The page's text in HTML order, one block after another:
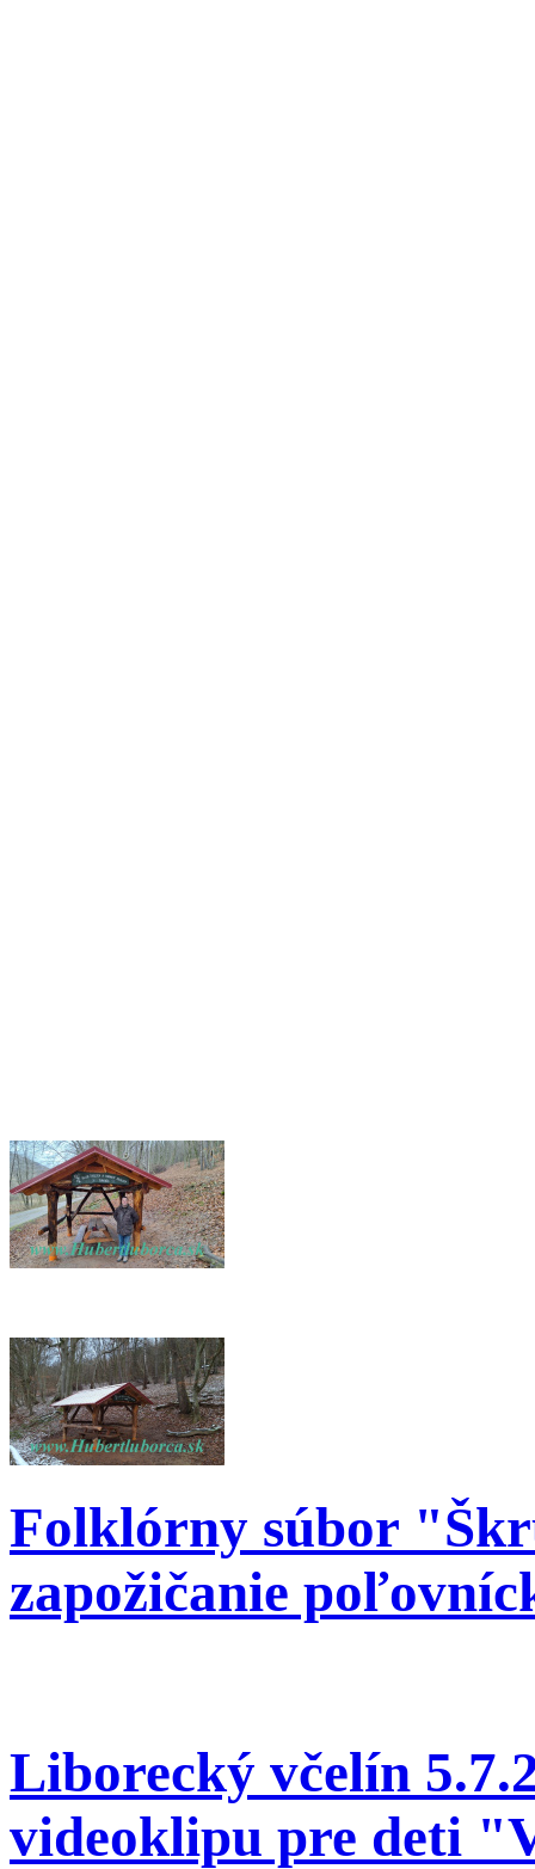
Folklórny súbor
zapožičanie
Liborecký včelín
videoklipu pre deti